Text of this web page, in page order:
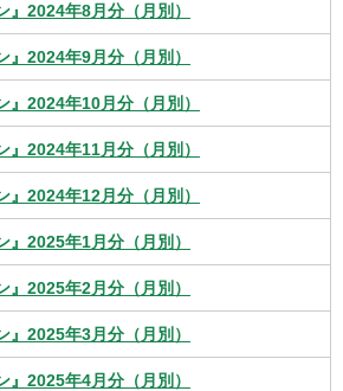
』2024年8月分（月別）
』2024年9月分（月別）
』2024年10月分（月別）
』2024年11月分（月別）
』2024年12月分（月別）
』2025年1月分（月別）
』2025年2月分（月別）
』2025年3月分（月別）
』2025年4月分（月別）